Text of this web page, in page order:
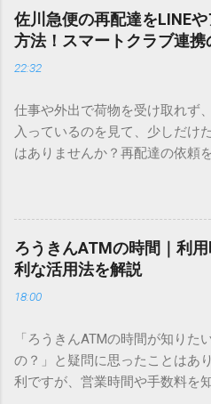
し、似た漢字が多すぎて結局見
ません。 そこで今回は、IMEパ
ドを打ち込むだけで一瞬で旧字
「文字コード入力」のテクニッ
必要はありません。 1. なぜ「変
こないのか？ そもそも、なぜ普
あるのでしょうか。その理由は
は、JIS規格（日本産業規格）
準」といった形で整理されてい
使われる非常に古い漢字（旧字
れた「外字」は、この一般的な
ン上のすべての文字には、いわ
り振られています。変換候補に
（コード）を直接指定すれば、
のです。 2. Windows標準機能！
佐川急便の再配達をLINE
方法！スマートクラブ連携
22:32
仕事や外出で荷物を受け取れず
入っているのを見て、少しだけ
はありませんか？再配達の依頼
ことに申し訳なさを感じたりす
ん。 「もっとスムーズに、自分
い」 「わざわざ電話をかけずに
い」 そんな願いを叶えてくれる
ビス「スマートクラブ」と、
これらを活用するだけで、再配
受け取り術と、連携による具体
す。 佐川急便の再配達が劇的に
は？ まず押さえておきたいのが
ろうきんATMの時間｜利
利な活用法を解説
18:00
「ろうきんATMの時間が知りた
の？」と疑問に思ったことはあ
利ですが、営業時間や手数料を